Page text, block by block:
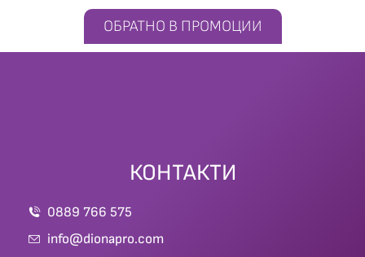
ОБРАТНО В ПРОМОЦИИ
КОНТАКТИ
0889 766 575
info@dionapro.com